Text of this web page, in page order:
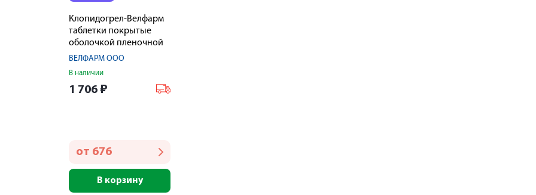
Клопидогрел-Велфарм
таблетки покрытые
оболочкой пленочной
75мг № 84
ВЕЛФАРМ ООО
В наличии
1 706 ₽
от 676
В корзину